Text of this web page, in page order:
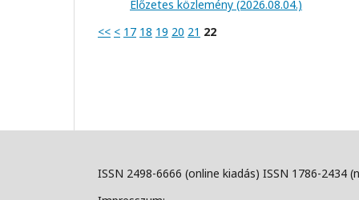
Előzetes közlemény (2026.08.04.)
<< < 17 18 19 20 21 22
ISSN 2498-6666 (online kiadás) ISSN 1786-2434